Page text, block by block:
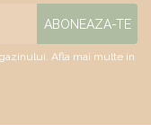
Afla mai multe in